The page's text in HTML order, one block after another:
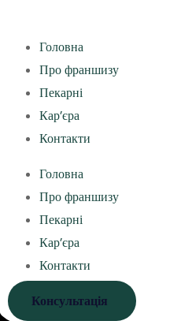
Головна
Про франшизу
Пекарні
Кар’єра
Контакти
Головна
Про франшизу
Пекарні
Кар’єра
Контакти
Консультація